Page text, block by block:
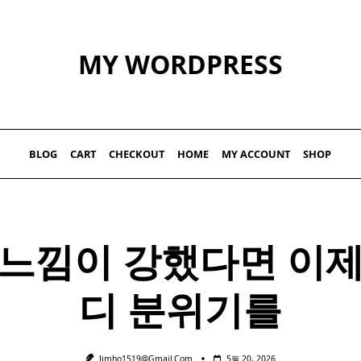
MY WORDPRESS
BLOG CART CHECKOUT HOME MY ACCOUNT SHOP
낌이 강했다면 이
디 분위기를
Jimho1519@gmail.com 5월 20, 2026